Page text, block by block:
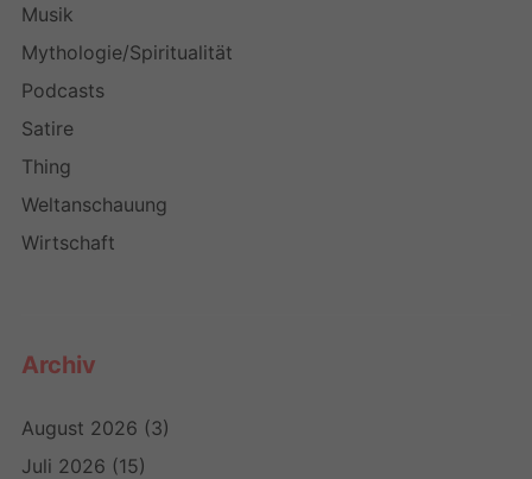
Musik
Mythologie/Spiritualität
Podcasts
Satire
Thing
Weltanschauung
Wirtschaft
Archiv
August 2026 (3)
Juli 2026 (15)